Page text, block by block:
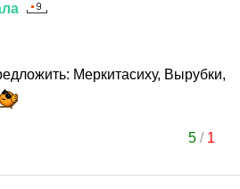
Меркитасиху, Вырубки,
5/ 1